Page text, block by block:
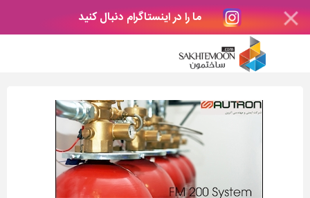
ما را در اینستاگرام دنبال کنید